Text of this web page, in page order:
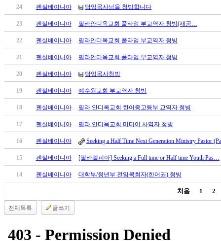
밍
넷
minky
체
안
브
국
소
야
즐
24 펜실베이니아 담임목사님을 청빙합니다
23 펜실베이니아 필라안디옥교회 풀타임 부교역자 청빙(재공…
22 펜실베이니아 필라안디옥교회 풀타임 부교역자 청빙
21 펜실베이니아 필라안디옥교회 풀타임 부교역자 청빙
20 펜실베이니아 담임목사청빙
19 펜실베이니아 예수원교회 부교역자 청빙
18 펜실베이니아 필라 안디옥교회 한어중고등부 교역자 청빙
17 펜실베이니아 필라 안디옥교회 미디어 사역자 청빙
16 펜실베이니아 Seeking a Half Time Next Generation Ministry Pastor
15 펜실베이니아 [필라델피아] Seeking a Full time or Half time Youth Pas…
14 펜실베이니아 대학부/청년부 전임목회자(한어권) 청빙
처음 1 2
전체목록 글쓰기